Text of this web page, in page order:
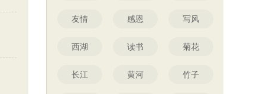
友情 感恩 写风
西湖 读书 菊花
长江 黄河 竹子